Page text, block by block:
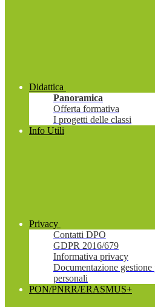
Didattica
Panoramica
Offerta formativa
I progetti delle classi
Info Utili
Privacy
Contatti DPO
GDPR 2016/679
Informativa privacy
Documentazione
personali
PON/PNRR/ERASMUS+